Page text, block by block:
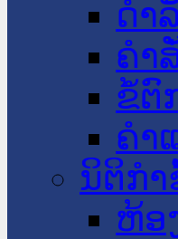
ດໍາ
ຄໍາ
ຂໍ້ຕົ
ຄໍາ
ນິຕິກໍາ
ຫ້ອ